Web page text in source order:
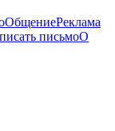
ОбщениеРеклама
письмоО